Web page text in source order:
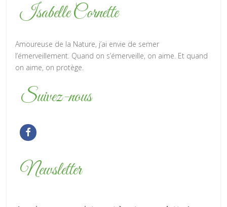
Isabelle Cornette
Amoureuse de la Nature, j’ai envie de semer
l’émerveillement. Quand on s’émerveille, on aime. Et quand
on aime, on protège.
Suivez-nous
Newsletter